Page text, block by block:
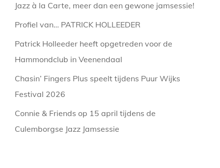
Jazz à la Carte, meer dan een gewone jamsessie!
Profiel van… PATRICK HOLLEEDER
Patrick Holleeder heeft opgetreden voor de
Hammondclub in Veenendaal
Chasin’ Fingers Plus speelt tijdens Puur Wijks
Festival 2026
Connie & Friends op 15 april tijdens de
Culemborgse Jazz Jamsessie